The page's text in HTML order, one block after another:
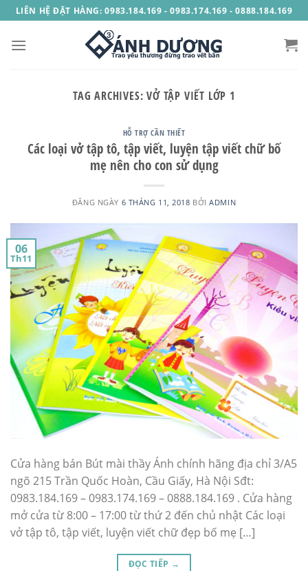
Skip
to
content
LIÊN HỆ ĐẶT HÀNG: 0983.184.169 - 0983.174.169 - 0888.184.169
TAG ARCHIVES:VỞ TẬP VIẾT LỚP 1
HỖ TRỢ CẦN THIẾT
Các loại vở tập tô, tập viết, luyện tập viết chữ bố
mẹ nên cho con sử dụng
ĐĂNG NGÀY 6 THÁNG 11, 2018 BỞIADMIN
06
Th11
Cửa hàng bán Bút mài thầy Ánh chính hãng địa chỉ 3/A5
ngõ 215 Trần Quốc Hoàn, Cầu Giấy, Hà Nội Sđt:
0983.184.169 – 0983.174.169 – 0888.184.169 . Cửa hàng
mở cửa từ 8:00 – 17:00 từ thứ 2 đến chủ nhật Các loại
vở tập tô, tập viết, luyện viết chữ đẹp bố mẹ […]
ĐỌC TIẾP →